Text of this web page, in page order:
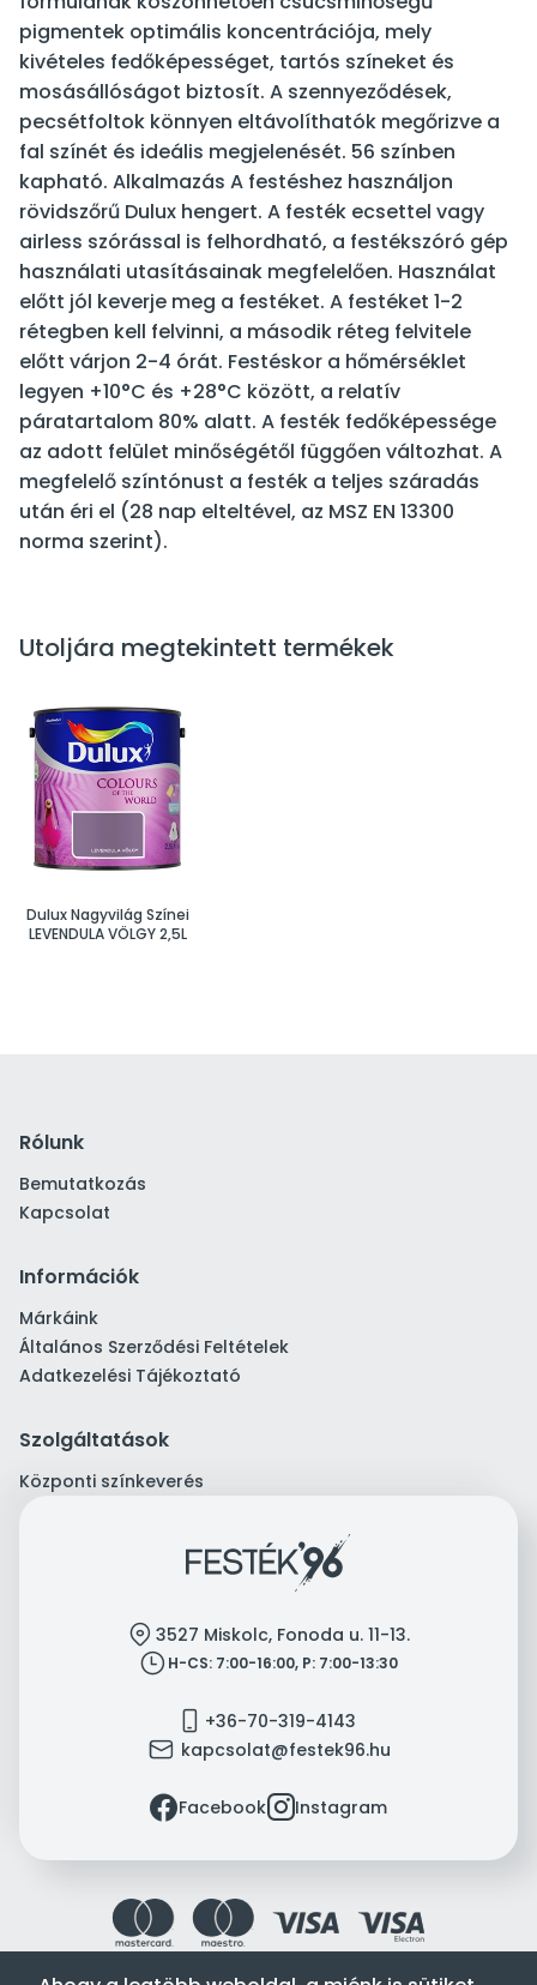
pigmentek optimális koncentrációja, mely
kivételes fedőképességet, tartós színeket és
mosásállóságot biztosít. A szennyeződések,
pecsétfoltok könnyen eltávolíthatók megőrizve a
fal színét és ideális megjelenését. 56 színben
kapható. Alkalmazás A festéshez használjon
rövidszőrű Dulux hengert. A festék ecsettel vagy
airless szórással is felhordható, a festékszóró gép
használati utasításainak megfelelően. Használat
előtt jól keverje meg a festéket. A festéket 1-2
rétegben kell felvinni, a második réteg felvitele
előtt várjon 2-4 órát. Festéskor a hőmérséklet
legyen +10°C és +28°C között, a relatív
páratartalom 80% alatt. A festék fedőképessége
az adott felület minőségétől függően változhat. A
megfelelő színtónust a festék a teljes száradás
után éri el (28 nap elteltével, az MSZ EN 13300
norma szerint).
Utoljára megtekintett termékek
Dulux Nagyvilág Színei
LEVENDULA VÖLGY 2,5L
Rólunk
Bemutatkozás
Kapcsolat
Információk
Márkáink
Általános Szerződési Feltételek
Adatkezelési Tájékoztató
Szolgáltatások
Központi színkeverés
location 3527 Miskolc, Fonoda u. 11-13.
clock H-CS: 7:00-16:00, P: 7:00-13:30
mobile +36-70-319-4143
mail kapcsolat@festek96.hu
facebookFacebookinstagramInstagram